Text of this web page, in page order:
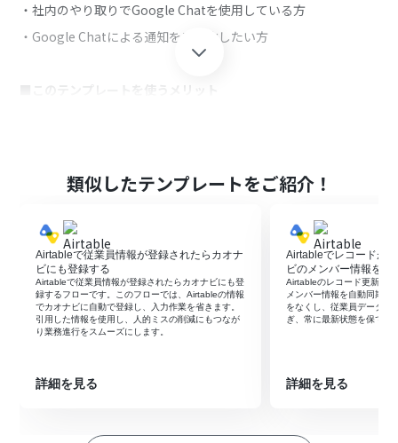
・社内のやり取りでGoogle Chatを使用している方
・Google Chatによる通知を自動化したい方
■このテンプレートを使うメリット
ューマンエラーの発生が懸念されます。
自動で通知を出すことができます。
手動で通知を出す必要がなくなるため、ヒューマンエラーの発
生を防止することができ、円滑に業務を進めることができま
す。
通知内容をカスタマイズすることで、従業員情報の登録後に発
生する作業も併せて連携できるため、業務効率も向上します。
■注意事項
類似したテンプレートをご紹介！
Airtableで従業員情報が登録されたらカオナ
ビにも登録する
Airtableで従業員情報が登録されたらカオナビにも登
録するフローです。このフローでは、Airtableの情報
でカオナビに自動で登録し、入力作業を省きます。
引用した情報を使用し、人的ミスの削減にもつなが
り業務進行をスムーズにします。
詳細を見る
Airtableでレコードが
ビのメンバー情報を更
Airtableのレコード更新を
メンバー情報を自動同期す
をなくし、従業員データの
ぎ、常に最新状態を保てま
詳細を見る